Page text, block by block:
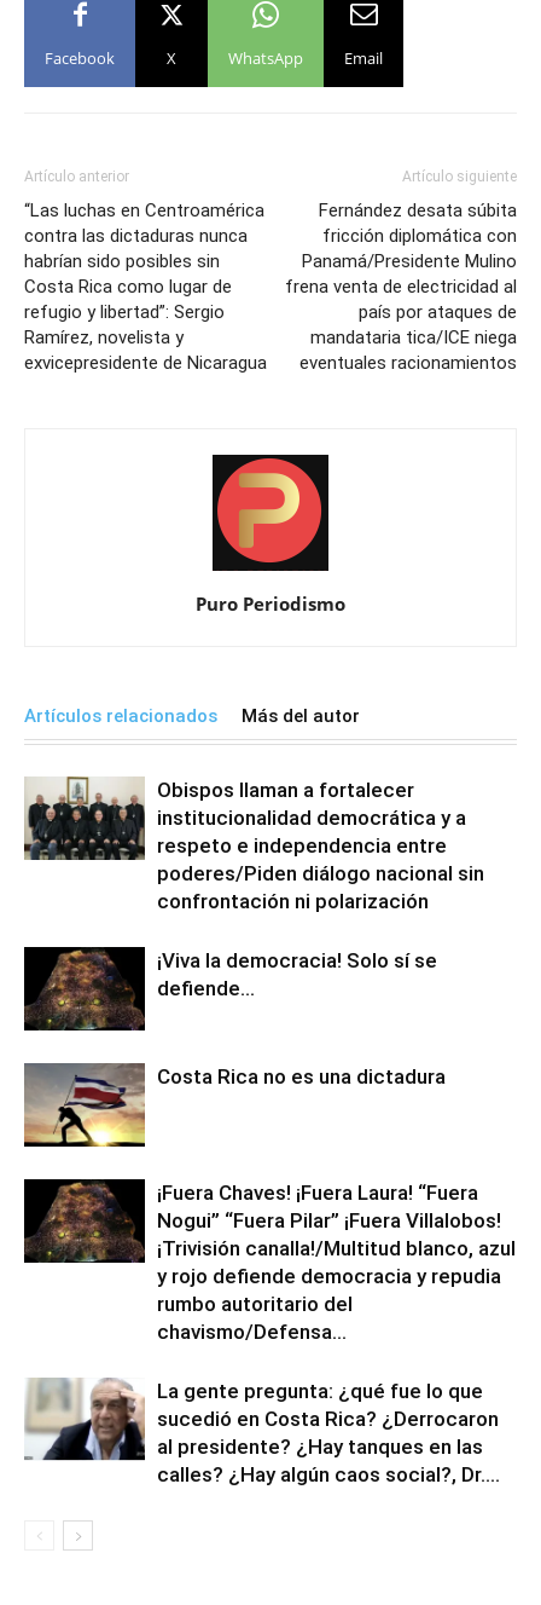
Facebook X WhatsApp Email
Artículo anterior
“Las luchas en Centroamérica
contra las dictaduras nunca
habrían sido posibles sin
Costa Rica como lugar de
refugio y libertad”: Sergio
Ramírez, novelista y
exvicepresidente de Nicaragua
Artículo siguiente
Fernández desata súbita
fricción diplomática con
Panamá/Presidente Mulino
frena venta de electricidad al
país por ataques de
mandataria tica/ICE niega
eventuales racionamientos
Puro Periodismo
Artículos relacionados Más del autor
Obispos llaman a fortalecer
institucionalidad democrática y a
respeto e independencia entre
poderes/Piden diálogo nacional sin
confrontación ni polarización
¡Viva la democracia! Solo sí se
defiende…
Costa Rica no es una dictadura
¡Fuera Chaves! ¡Fuera Laura! “Fuera
Nogui” “Fuera Pilar” ¡Fuera Villalobos!
¡Trivisión canalla!/Multitud blanco, azul
y rojo defiende democracia y repudia
rumbo autoritario del
chavismo/Defensa...
La gente pregunta: ¿qué fue lo que
sucedió en Costa Rica? ¿Derrocaron
al presidente? ¿Hay tanques en las
calles? ¿Hay algún caos social?, Dr....